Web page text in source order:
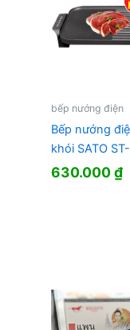
bếp nướng điện
Bếp nướng
khói SATO
630.000₫